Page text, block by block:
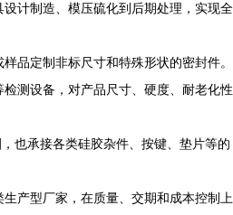
计制造、模压硫化到后期处理，实现全
样品定制非标尺寸和特殊形状的密封件。
检测设备，对产品尺寸、硬度、耐老化性
也承接各类硅胶杂件、按键、垫片等的
产型厂家，在质量、交期和成本控制上